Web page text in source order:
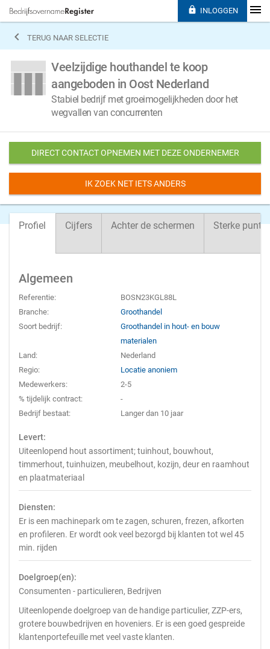
 TERUG NAAR SELECTIE
Veelzijdige houthandel te koop
aangeboden in Oost Nederland
Stabiel bedrijf met groeimogelijkheden door het
wegvallen van concurrenten
DIRECT CONTACT OPNEMEN MET DEZE ONDERNEMER
IK ZOEK NET IETS ANDERS
Profiel Cijfers Achter de schermen Sterke
Algemeen
Referentie:
BOSN23KGL88L
Branche:
Groothandel
Soort bedrijf:
Groothandel in hout- en bouw
materialen
Land:
Nederland
Regio:
Locatie anoniem
Medewerkers:
2-5
% tijdelijk contract:
-
Bedrijf bestaat:
Langer dan 10 jaar
Levert:
Uiteenlopend hout assortiment; tuinhout, bouwhout,
timmerhout, tuinhuizen, meubelhout, kozijn, deur en raamhout
en plaatmateriaal
Diensten:
Er is een machinepark om te zagen, schuren, frezen, afkorten
en profileren. Er wordt ook veel bezorgd bij klanten tot wel 45
min. rijden
Doelgroep(en):
Consumenten - particulieren, Bedrijven
Uiteenlopende doelgroep van de handige particulier, ZZP-ers,
grotere bouwbedrijven en hoveniers. Er is een goed gespreide
klantenportefeuille met veel vaste klanten.
 INLOGGEN